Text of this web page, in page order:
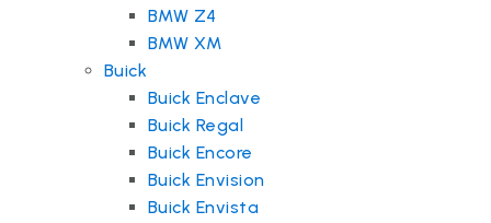
BMW Z4
BMW XM
Buick
Buick Enclave
Buick Regal
Buick Encore
Buick Envision
Buick Envista